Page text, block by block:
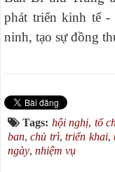
phát triển kinh tế
ninh, tạo sự đồng
Tags: hội nghị, tổ
ban,chủ trì,triển khai,
ngày, nhiệm vụ